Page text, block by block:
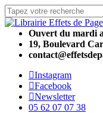
Skip
to
main
content
Close
SearchOuvert du mardi
19, Boulevard
Instagram
Facebook
Newsletter
05 62 07 07 38